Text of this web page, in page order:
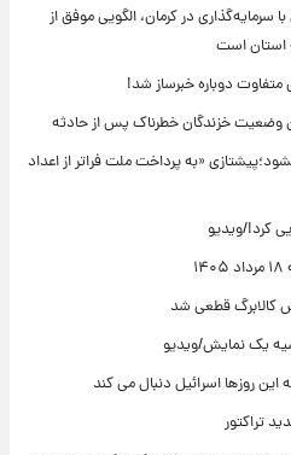
در کرمان، الگویی موفق از
است
دوباره خبرساز شد!
خزندگان خطرناک پس از حادثه
«به پرداخت ملت فراتر از اعداد
ویدیو
کالابرگ قطعی شد
یک نمایش/ویدیو
روزها اسرائیل دنبال می کند